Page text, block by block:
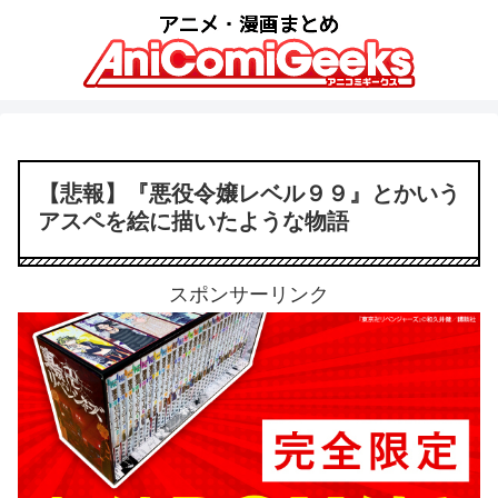
【悲報】『悪役令嬢レベル９９』とかいう
アスペを絵に描いたような物語
スポンサーリンク